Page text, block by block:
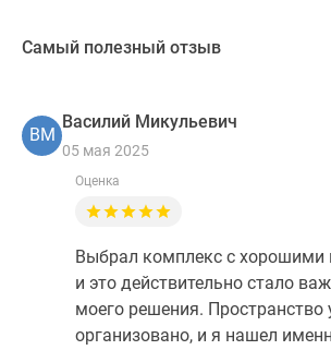
Самый полезный отзыв
ВМ
Василий Микульевич
05 мая 2025
Оценка
Выбрал комплекс с хорошими
и это действительно стало
моего решения. Пространство
организовано, и я нашел